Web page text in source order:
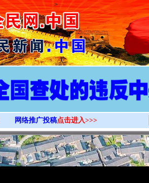
>
网络推广投稿点击进入>>>